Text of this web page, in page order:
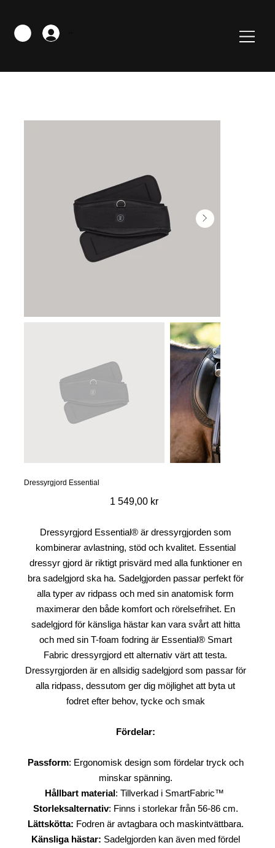
Dressyrgjord Essential
Pris
1 549,00 kr
Dressyrgjord Essential® är dressyrgjorden som
kombinerar avlastning, stöd och kvalitet. Essential
dressyr gjord är riktigt prisvärd med alla funktioner en
bra sadelgjord ska ha. Sadelgjorden passar perfekt för
alla typer av ridpass och med sin anatomisk form
maximerar den både komfort och rörelsefrihet. En
sadelgjord för känsliga hästar kan vara svårt att hitta
och med sin T-foam fodring är Essential® Smart
Fabric dressyrgjord ett alternativ värt att testa.
Dressyrgjorden är en allsidig sadelgjord som passar för
alla ridpass, dessutom ger dig möjlighet att byta ut
fodret efter behov, tycke och smak
Fördelar:
Passform: Ergonomisk design som fördelar tryck och
minskar spänning.
Hållbart material: Tillverkad i SmartFabric™
Storleksalternativ: Finns i storlekar från 56-86 cm.
Lättskötta: Fodren är avtagbara och maskintvättbara.
Känsliga hästar: Sadelgjorden kan även med fördel